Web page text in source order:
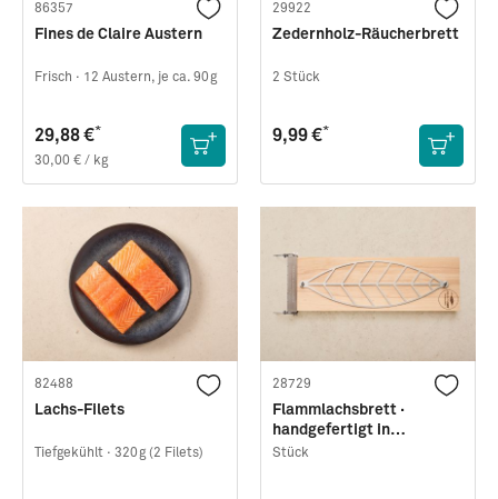
86357
Fines de Claire Austern
Frisch · 12 Austern, je ca. 90g
29,88 €*
30,00 € / kg
29922
Zedernholz-Räucherbrett
2 Stück
9,99 €*
82488
Lachs-Filets
Tiefgekühlt · 320g (2 Filets)
28729
Flammlachsbrett ·
handgefertigt in
Norddeutschland
Stück